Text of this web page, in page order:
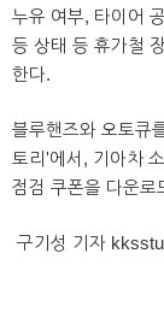
누유 여부, 타이어
등 상태 등 휴가철
한다.
블루핸즈와 오토큐
토리'에서, 기아차
점검 쿠폰을 다운로
구기성 기자